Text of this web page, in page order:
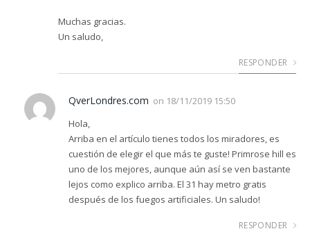
Muchas gracias.
Un saludo,
RESPONDER
QverLondres.com on 18/11/2019 15:50
Hola,
Arriba en el artículo tienes todos los miradores, es
cuestión de elegir el que más te guste! Primrose hill es
uno de los mejores, aunque aún así se ven bastante
lejos como explico arriba. El 31 hay metro gratis
después de los fuegos artificiales. Un saludo!
RESPONDER